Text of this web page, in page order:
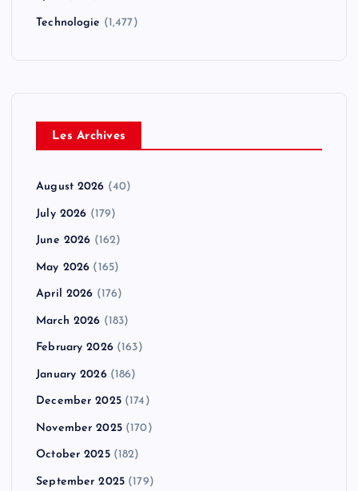
Technologie (1,477)
Les Archives
August 2026 (40)
July 2026 (179)
June 2026 (162)
May 2026 (165)
April 2026 (176)
March 2026 (183)
February 2026(163)
January 2026(186)
December 2025(174)
November 2025(170)
October 2025(182)
September 2025 (179)